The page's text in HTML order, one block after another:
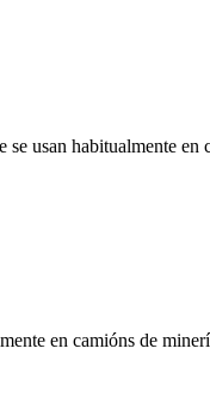
usan habitualmente
en camións de